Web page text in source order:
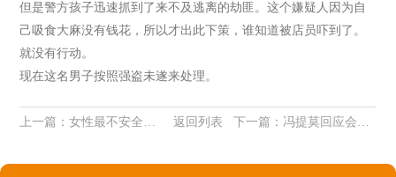
但是警方孩子迅速抓到了来不及逃离的劫匪。这个嫌疑人因为自
己吸食大麻没有钱花，所以才出此下策，谁知道被店员吓到了。
就没有行动。
现在这名男子按照强盗未遂来处理。
上一篇：女性最不安全国家被评“女性最不安全国家”，印度这回真怒了... 返回列表 下一篇： 冯提莫回应会计门 公开声明自己愿意将钱退还